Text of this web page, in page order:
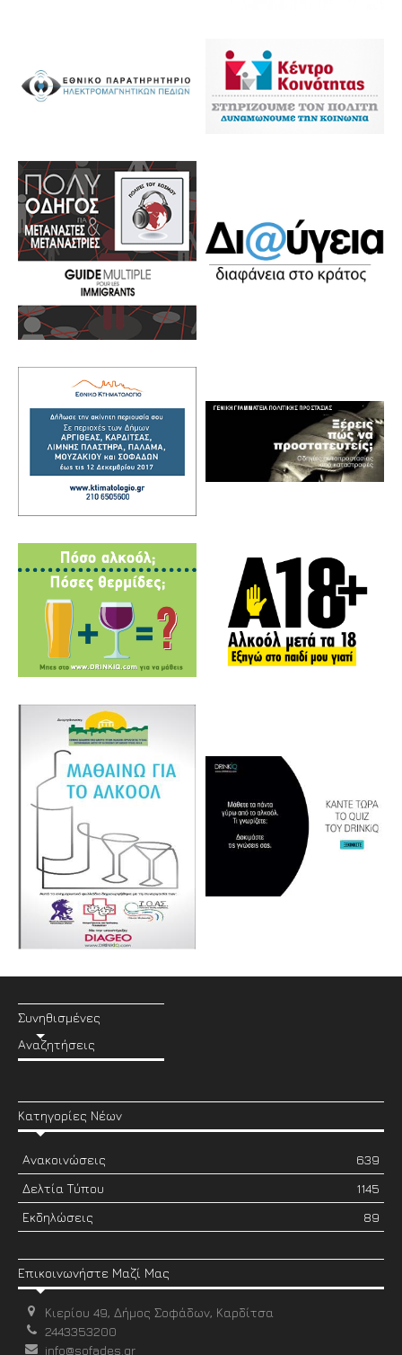
Συνηθισμένες
Αναζητήσεις
Κατηγορίες Νέων
Ανακοινώσεις
639
Δελτία Τύπου
1145
Εκδηλώσεις
89
Επικοινωνήστε Μαζί Μας
Κιερίου 49, Δήμος Σοφάδων, Καρδίτσα
2443353200
info@sofades.gr